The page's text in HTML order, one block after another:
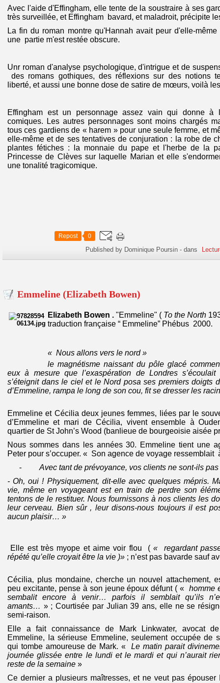
Avec l'aide d'Effingham, elle tente de la soustraire à ses
très surveillée, et Effingham bavard, et maladroit, précipite
La fin du roman montre qu'Hannah avait peur d'elle-
une partie m'est restée obscure.
Unr roman d'analyse psychologique, d'intrigue et de
des romans gothiques, des réflexions sur des notions
liberté, et aussi une bonne dose de satire de mœurs, voilà
Effingham est un personnage assez vain qui donne à
comiques. Les autres personnages sont moins chargés
tous ces gardiens de « harem » pour une seule femme, et
elle-même et de ses tentatives de conjuration : la robe de
plantes fétiches : la monnaie du pape et l'herbe de la
Princesse de Clèves sur laquelle Marian et elle
une tonalité tragicomique.
Repost 0
Published by Dominique Poursin -dans
Emmeline (Elizabeth Bowen)
Elizabeth Bowen . "Emmeline" ( To the North
traduction française “ Emmeline” Phébus 2000.
« Nous allons vers le nord »
le magnétisme naissant du pôle glacé
eux à mesure que l’exaspération de Londres
s’éteignit dans le ciel et le Nord posa ses premiers doigts
d’Emmeline, rampa le long de son cou, fit se dresser les
Emmeline et Cécilia deux jeunes femmes, liées par le
d’Emmeline et mari de Cécilia, vivent ensemble à
quartier de St John’s Wood (banlieue de bourgeoisie aisée
Nous sommes dans les années 30. Emmeline tient une
Peter pour s’occuper. « Son agence de voyage ressemblait
- Avec tant de prévoyance, vos clients ne sont-ils
- Oh, oui ! Physiquement, dit-elle avec quelques mépris.
vie, même en voyageant est en train de perdre son
tentons de le restituer. Nous fournissons à nos clients les
leur cerveau. Bien sûr , leur disons-nous toujours il est
aucun plaisir… »
Elle est très myope et aime voir flou (« regardant
répété qu’elle croyait être la vie )» ; n’est pas bavarde sauf
Cécilia, plus mondaine, cherche un nouvel attachement,
peu excitante, pense à son jeune époux défunt ( «homme
sembalit encore à venir… parfois il semblait qu’ils
amants… » ; Courtisée par Julian 39 ans, elle ne se
semi-raison.
Elle a fait connaissance de Mark Linkwater, avocat
Emmeline, la sérieuse Emmeline, seulement occupée de
qui tombe amoureuse de Mark. «Le matin parait
journée glissée entre le lundi et le mardi et qui n’aurait
reste de la semaine »
Ce dernier a plusieurs maîtresses, et ne veut pas